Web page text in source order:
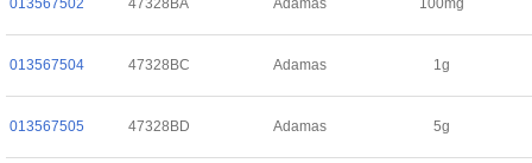
013567502 47328BA Adamas 100mg
013567504 47328BC Adamas 1g
013567505 47328BD Adamas 5g